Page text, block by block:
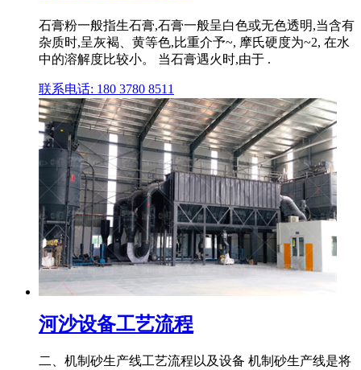
石膏粉一般指生石膏,石膏一般呈白色或无色透明,当含有
杂质时,呈灰褐、黄等色,比重介予~, 摩氏硬度为~2, 在水
中的溶解度比较小。 当石膏遇火时,由于 .
联系电话: 180 3780 8511
河沙设备工艺流程
二、机制砂生产线工艺流程以及设备 机制砂生产线是将